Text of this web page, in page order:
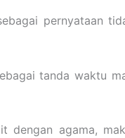
pernyataan
tanda waktu
dengan agama,